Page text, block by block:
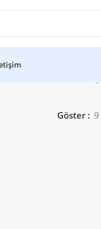
Göster 9